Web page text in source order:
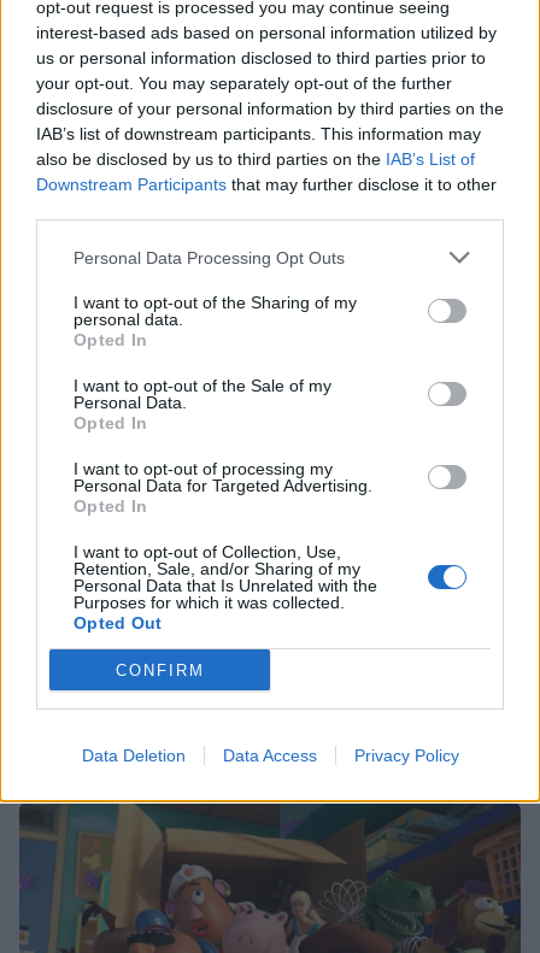
opt-out request is processed you may continue seeing
interest-based ads based on personal information utilized by
us or personal information disclosed to third parties prior to
your opt-out. You may separately opt-out of the further
disclosure of your personal information by third parties on the
IAB’s list of downstream participants. This information may
also be disclosed by us to third parties on the IAB’s List of
Downstream Participants that may further disclose it to other
Personal Data Processing Opt Outs
I want to opt-out of the Sharing of my
personal data.
Opted In
I want to opt-out of the Sale of my
Personal Data.
Opted In
I want to opt-out of processing my
Personal Data for Targeted Advertising.
Opted In
I want to opt-out of Collection, Use,
Retention, Sale, and/or Sharing of my
Personal Data that Is Unrelated with the
Purposes for which it was collected.
Opted Out
CONFIRM
Data Deletion Data Access Privacy Policy
HOLLYWOOD
O κωμικός και παρουσιαστής των Όσκαρ
2025, Κόναν Ο' Μπράιαν, στο «Toy Story 5»
00:28 @28-05-2025
HOLLYWOOD
Ετοιμάσου να πάμε σινεμά γιατί το “Toy
Story 4” έρχεται!